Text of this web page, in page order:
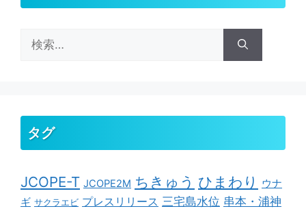
索:
タグ
JCOPE-T JCOPE2M ちきゅう ひまわり
ウナ
ギ サクラエビ プレスリリース 三宅島水位 串本・浦神